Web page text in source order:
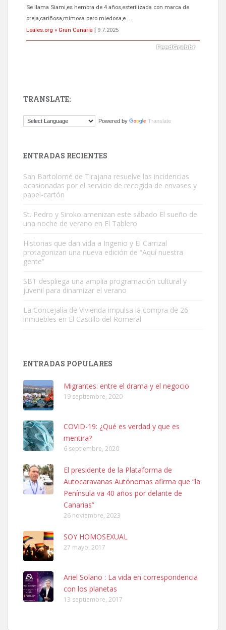
El ayuntamiento se va a llevar a Los Gatos callejeros de la zona los
próximos días, ella incluida...
Leales.org » Gran Canaria
9.7.2025
Este gato macho ha aparecido en la calle hace menos de un mes,
Busco adopción responsable para mi perra. Pastor alemán,
hembra, 4 años. Por motivos personales ...
Leales.org » Gran Canaria
Leales.org » Gran Canaria
Ninfa perdida
El día 5 se los perdió una ninfa papillera, asustada tiene miedo a la
calle, se perdió por la zon...
Leales.org » Gran Canaria
6.7.2025
Adopcion
Busco casa de acogida para mi perrita ya que por temas de trabajo
no la puedo tener. Solo gente r...
TRANSLATE:
Powered by Translate
ENTRADAS RECIENTES
San Bartolomé de Tirajana resuelve las incidencias
ocasionadas por el servicio de recogida de envases y
papel-cartón
St. Pedro y Siroko amenizan este sábado El sueño de
una noche de verano en El Tablero
Historias que dan vida a Ingenio y El Carrizal
protagonizan una nueva edición de “Aquí nuestra
gente”
SBT despliega una amplia programación cultural y
juvenil para dinamizar el verano
La Concejalía de Vivienda impulsa la compra de 26
inmuebles en El Castillo del Romeral
ENTRADAS POPULARES
Migrantes: entre el drama y el negocio
19 septiembre, 2020
COVID-19: ¿Qué es verdad y que es
mentira?
6 septiembre, 2020
El presidente de la Plataforma de
Autocaravanas Autónomas afirma que “la
Península va 40 años por delante de
Canarias”
26 noviembre, 2023
SOY HOMOSEXUAL
27 mayo, 2017
Ariel Solano : La vida en correspondencia
con los planetas
13 septiembre, 2017